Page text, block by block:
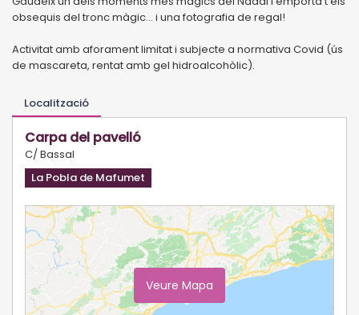
obsequis del tronc màgic... i una fotografia de regal!
Activitat amb aforament limitat i subjecte a normativa Covid (ús
de mascareta, rentat amb gel hidroalcohòlic).
Localització
Carpa del pavelló
C/ Bassal
La Pobla de Mafumet
Veure Mapa